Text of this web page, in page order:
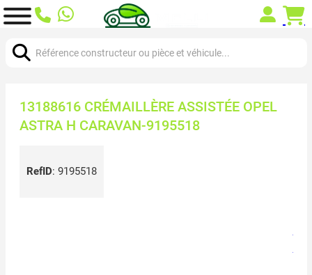
13188616 CRÉMAILLÈRE ASSISTÉE OPEL
ASTRA H CARAVAN-9195518
RefID: 9195518